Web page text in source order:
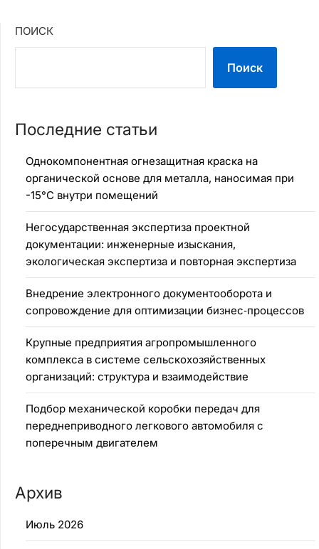
ПОИСК
Поиск
Последние статьи
Однокомпонентная огнезащитная краска на
органической основе для металла, наносимая при
-15°C внутри помещений
Негосударственная экспертиза проектной
документации: инженерные изыскания,
экологическая экспертиза и повторная экспертиза
Внедрение электронного документооборота и
сопровождение для оптимизации бизнес‑процессов
Крупные предприятия агропромышленного
комплекса в системе сельскохозяйственных
организаций: структура и взаимодействие
Подбор механической коробки передач для
переднеприводного легкового автомобиля с
поперечным двигателем
Архив
Июль 2026